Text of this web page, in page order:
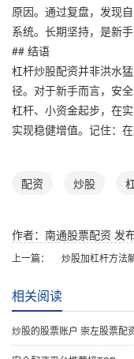
原因。通过复盘，发现
系统。长期坚持，是新
## 结语
杠杆炒股配资并非洪水
径。对于新手而言，安
杠杆、小资金起步，在
实现稳健增值。记住：
配资 炒股
作者：南通股票配资 发
上一篇：
相关阅读
炒股的股票账户 崇左股票配